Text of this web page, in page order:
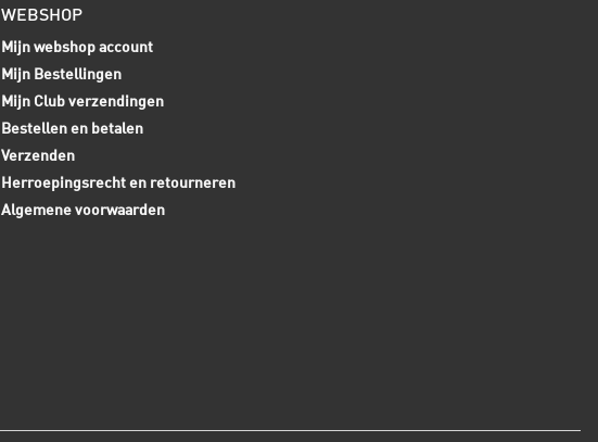
WEBSHOP
Mijn webshop account
Mijn Bestellingen
Mijn Club verzendingen
Bestellen en betalen
Verzenden
Herroepingsrecht en retourneren
Algemene voorwaarden